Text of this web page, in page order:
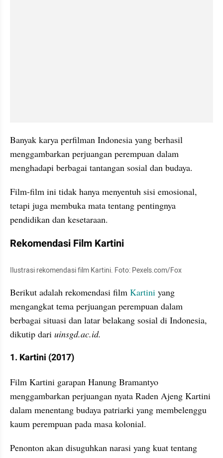
Banyak karya perfilman Indonesia yang berhasil
menggambarkan perjuangan perempuan dalam
menghadapi berbagai tantangan sosial dan budaya.
Film-film ini tidak hanya menyentuh sisi emosional,
tetapi juga membuka mata tentang pentingnya
pendidikan dan kesetaraan.
Rekomendasi Film Kartini
Ilustrasi rekomendasi film Kartini. Foto: Pexels.com/Fox
Berikut adalah rekomendasi film Kartini yang
mengangkat tema perjuangan perempuan dalam
berbagai situasi dan latar belakang sosial di Indonesia,
dikutip dari uinsgd.ac.id.
1. Kartini (2017)
Film Kartini garapan Hanung Bramantyo
menggambarkan perjuangan nyata Raden Ajeng Kartini
dalam menentang budaya patriarki yang membelenggu
kaum perempuan pada masa kolonial.
Penonton akan disuguhkan narasi yang kuat tentang